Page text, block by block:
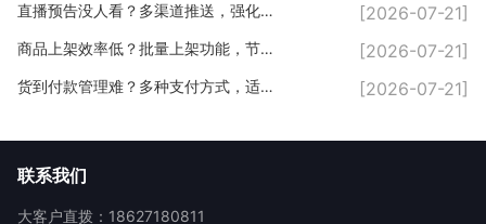
直播预告没人看？多渠道推送，强化私域曝光 [2026-07-21]
商品上架效率低？批量上架功能，节省直播筹备时间 [2026-07-21]
货到付款管理难？多种支付方式，适配线下私域场景 [2026-07-21]
联系我们
大客户直拨：18627180811